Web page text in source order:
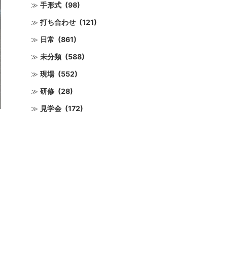
手形式 (98)
打ち合わせ (121)
日常 (861)
未分類 (588)
現場 (552)
研修 (28)
見学会 (172)